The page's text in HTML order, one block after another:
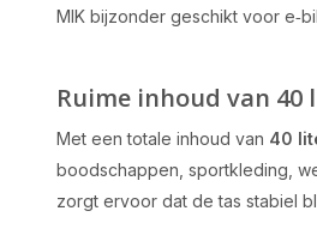
MIK bijzonder geschikt voor
Ruime inhoud van 40
Met een totale inhoud van 40
boodschappen, sportkleding,
zorgt ervoor dat de tas stabiel